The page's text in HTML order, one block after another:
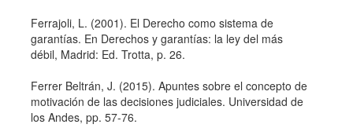
Ferrajoli, L. (2001). El Derecho como sistema de
garantí­as. En Derechos y garantí­as: la ley del más
débil, Madrid: Ed. Trotta, p. 26.
Ferrer Beltrán, J. (2015). Apuntes sobre el concepto de
motivación de las decisiones judiciales. Universidad de
los Andes, pp. 57-76.